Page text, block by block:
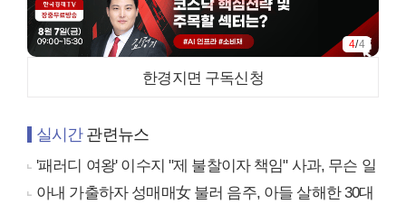
4/4
한경지면 구독신청
실시간관련뉴스
'패러디 여왕' 이수지 "제 불찰이자 책임" 사과, 무슨 일
아내 가출하자 성매매女 불러 음주, 아들 살해한 30대